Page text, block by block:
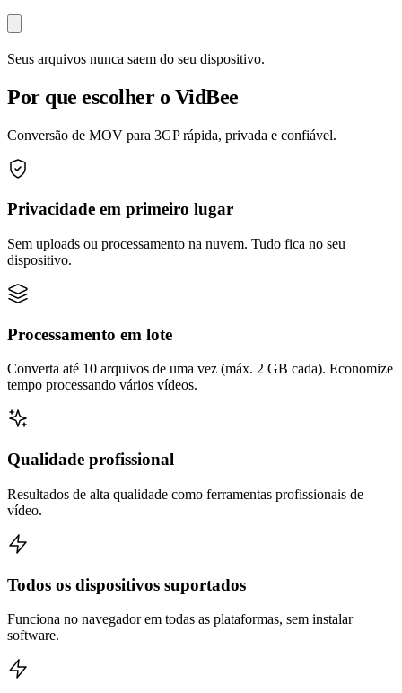
Seus arquivos nunca saem do seu dispositivo.
Por que escolher o VidBee
Conversão de MOV para 3GP rápida, privada e confiável.
Privacidade em primeiro lugar
Sem uploads ou processamento na nuvem. Tudo fica no seu
dispositivo.
Processamento em lote
Converta até 10 arquivos de uma vez (máx. 2 GB cada). Economize
tempo processando vários vídeos.
Qualidade profissional
Resultados de alta qualidade como ferramentas profissionais de
vídeo.
Todos os dispositivos suportados
Funciona no navegador em todas as plataformas, sem instalar
software.